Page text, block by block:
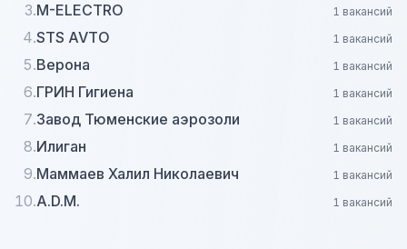
3.M-ELECTRO 1 вакансий
4.STS AVTO 1 вакансий
5.Верона 1 вакансий
6.ГРИН Гигиена 1 вакансий
7.Завод Тюменские аэрозоли 1 вакансий
8.Илиган 1 вакансий
9.Маммаев Халил Николаевич 1 вакансий
10.A.D.M. 1 вакансий